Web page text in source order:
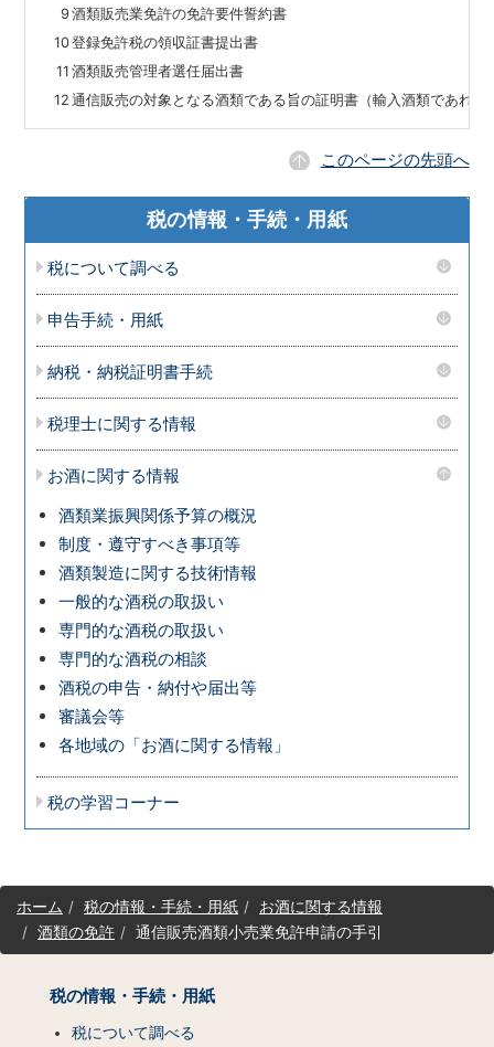
9 酒類販売業免許の免許要件誓約書
10登録免許税の領収証書提出書
11 酒類販売管理者選任届出書
12 通信販売の対象となる酒類である旨の証明書（輸入酒類であれば
このページの先頭へ
税の情報・手続・用紙
税について調べる
申告手続・用紙
納税・納税証明書手続
税理士に関する情報
お酒に関する情報
酒類業振興関係予算の概況
制度・遵守すべき事項等
酒類製造に関する技術情報
一般的な酒税の取扱い
専門的な酒税の取扱い
専門的な酒税の相談
酒税の申告・納付や届出等
審議会等
各地域の「お酒に関する情報」
税の学習コーナー
サ
イホーム 税の情報・手続・用紙
お酒に関する情報
酒類の免許
通信販売酒類小売業免許申請の手引
税の情報・手続・用紙
税について調べる